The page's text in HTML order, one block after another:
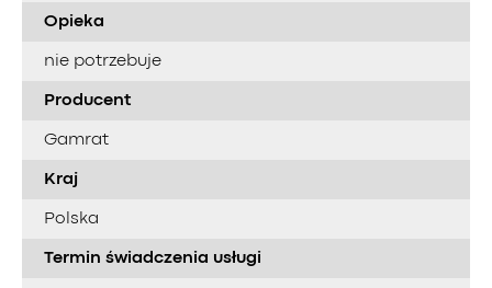
Opieka
nie potrzebuje
Producent
Gamrat
Kraj
Polska
Termin świadczenia usługi